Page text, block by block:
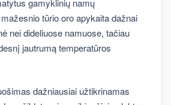
tūrio oro apykaita dažnai
nei dideliuose namuose, tačiau
jautrumą temperatūros
dažniausiai užtikrinamas